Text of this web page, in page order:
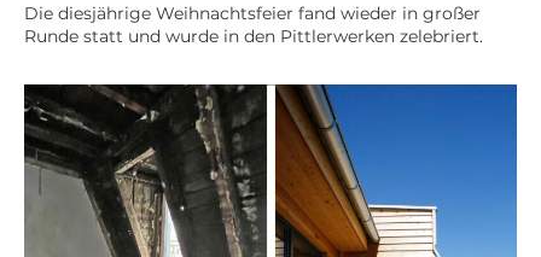
Die diesjährige Weihnachtsfeier fand wieder in großer
Runde statt und wurde in den Pittlerwerken zelebriert.